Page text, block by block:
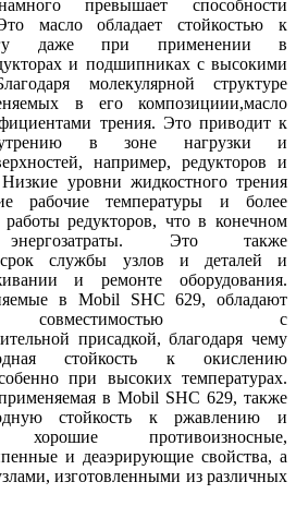
превышает способности
масло обладает стойкостью к
даже при применении в
и подшипниках с высокими
молекулярной структуре
в его композициии,масло
трения. Это приводит к
в зоне нагрузки и
например, редукторов и
уровни жидкостного трения
рабочие температуры и более
редукторов, что в конечном
Это также
срок службы узлов и деталей и
и ремонте оборудования.
в Mobil SHC 629, обладают
совместимостью с
присадкой, благодаря чему
стойкость к окислению
при высоких температурах.
в Mobil SHC 629, также
стойкость к ржавлению и
противоизносные,
и деаэрирующие свойства, а
изготовленными из различных